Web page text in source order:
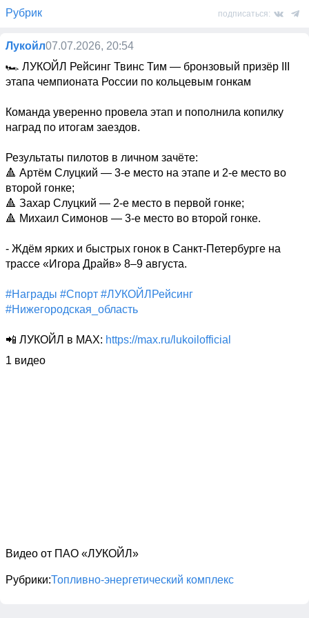
Рубрик подписаться:
Лукойл07.07.2026, 20:54
🏎️ ЛУКОЙЛ Рейсинг Твинс Тим — бронзовый призёр III
этапа чемпионата России по кольцевым гонкам
Команда уверенно провела этап и пополнила копилку
наград по итогам заездов.
Результаты пилотов в личном зачёте:
🔺 Артём Слуцкий — 3-е место на этапе и 2-е место во
второй гонке;
🔺 Захар Слуцкий — 2-е место в первой гонке;
🔺 Михаил Симонов — 3-е место во второй гонке.
- Ждём ярких и быстрых гонок в Санкт-Петербурге на
трассе «Игора Драйв» 8–9 августа.
#Награды #Спорт #ЛУКОЙЛРейсинг
#Нижегородская_область
📲 ЛУКОЙЛ в MAX: https://max.ru/lukoilofficial
1 видео
Видео от ПАО «ЛУКОЙЛ»
Рубрики Топливно-энергетический комплекс